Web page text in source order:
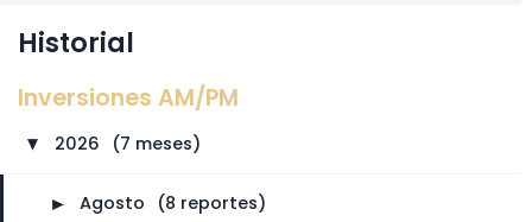
Historial
Inversiones AM/PM
► 2026 (7 meses)
► Agosto (8 reportes)